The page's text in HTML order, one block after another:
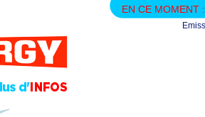
EN CE MOMENT :